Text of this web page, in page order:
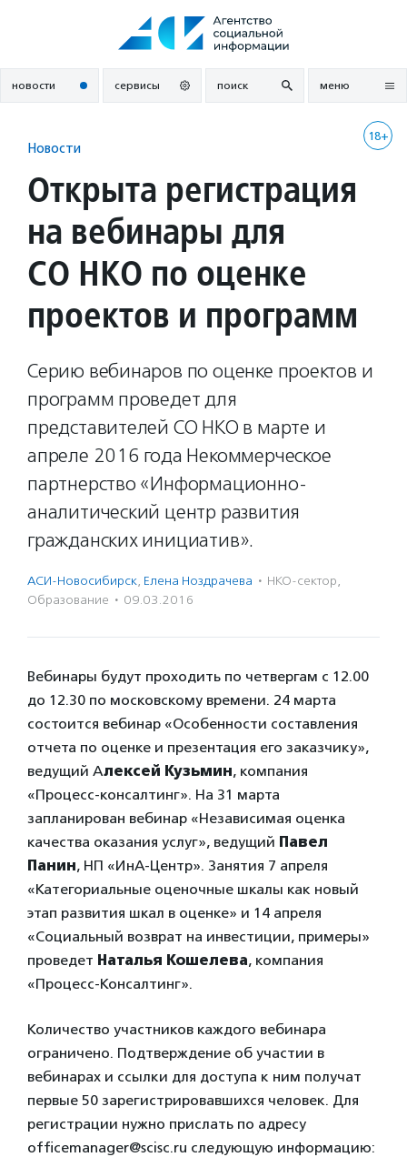
новости сервисы поиск меню
18+
Новости
Открыта регистрация
на вебинары для
СО НКО по оценке
проектов и программ
Серию вебинаров по оценке проектов и
программ проведет для
представителей СО НКО в марте и
апреле 2016 года Некоммерческое
партнерство «Информационно-
аналитический центр развития
гражданских инициатив».
АСИ-Новосибирск, Елена Ноздрачева · НКО-сектор,
Образование · 09.03.2016
Вебинары будут проходить по четвергам с 12.00
до 12.30 по московскому времени. 24 марта
состоится вебинар «Особенности составления
отчета по оценке и презентация его заказчику»,
ведущий Алексей Кузьмин, компания
«Процесс-консалтинг». На 31 марта
запланирован вебинар «Независимая оценка
качества оказания услуг», ведущий Павел
Панин, НП «ИнА-Центр». Занятия 7 апреля
«Категориальные оценочные шкалы как новый
этап развития шкал в оценке» и 14 апреля
«Социальный возврат на инвестиции, примеры»
проведет Наталья Кошелева, компания
«Процесс-Консалтинг».
Количество участников каждого вебинара
ограничено. Подтверждение об участии в
вебинарах и ссылки для доступа к ним получат
первые 50 зарегистрировавшихся человек. Для
регистрации нужно прислать по адресу
officemanager@scisc.ru следующую информацию: